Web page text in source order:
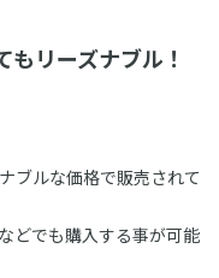
リーズナブル！
ブルな価格で販売されて
どでも購入する事が可能